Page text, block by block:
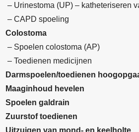
– Urinestoma (UP) – katheteriseren
– CAPD spoeling
Colostoma
– Spoelen colostoma (AP)
– Toedienen medicijnen
Darmspoelen/toedienen
Maaginhoud hevelen
Spoelen galdrain
Zuurstof toedienen
Uitzuigen van mond- en keelholte